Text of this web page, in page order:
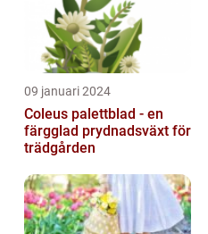
09 januari 2024
Coleus palettblad - en
färgglad prydnadsväxt för
trädgården